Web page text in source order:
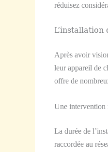
réduisez
L’installation
Après avoir
leur appareil de
offre de
Une intervention
La durée de l’inst
raccordée au